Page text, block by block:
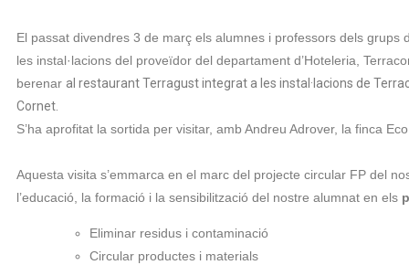
El passat divendres 3 de març els alumnes i professors dels
les instal·lacions del proveïdor del departament d’Hoteleria,
berenar a l restaurant Terragustintegrat a les instal·lacions de
Cornet
S’ha aprofitat la sortida per visitar, amb Andreu Adrover, la finca
Aquesta visita s’emmarca en el marc del projecte circular FP del
l’educació, la formació i la sensibilització del nostre alumnat en els
Eliminar residus i contaminació
Circular productes i materials